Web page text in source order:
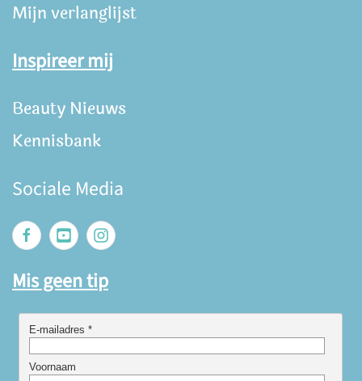
Mijn verlanglijst
Inspireer mij
Beauty Nieuws
Kennisbank
Sociale Media
Mis geen tip